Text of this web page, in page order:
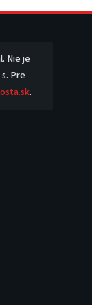
Nie je
Pre
.